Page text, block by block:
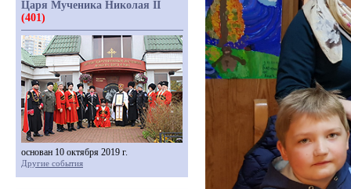
Царя Мученика Николая II
(401)
основан 10 октября 2019 г.
Другие события